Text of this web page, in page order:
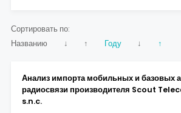
Сортировать по:
Названию
↓ ↑ Году ↓ ↑
Анализ импорта мобильных и базовых
радиосвязи производителя Scout
s.n.c.